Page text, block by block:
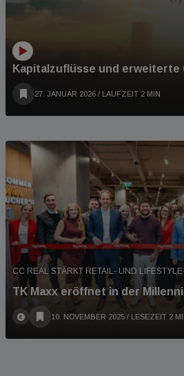
Kapitalzuflüsse und
27. JANUAR 2026 / LAUFZEIT 2 MIN
CC REAL STÄRKT RETAIL- UND
TK Maxx eröffnet in der
10. NOVEMBER 2025 / LESEZEIT 2